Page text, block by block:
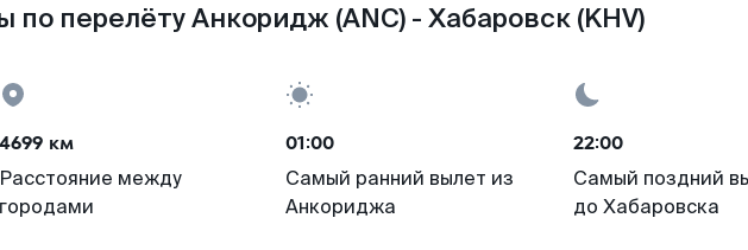
по перелёту Анкоридж (ANC) - Хабаровск (KHV)
4699 км
Расстояние между
городами
01:00
Самый ранний вылет из
Анкориджа
22:00
Самый поздний
до Хабаровска